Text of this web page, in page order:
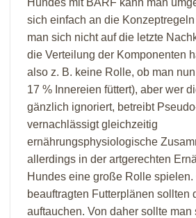
Hundes mit BARF kann man
sich einfach an die
man sich nicht auf die letzte
die Verteilung der Komponenten
also z. B. keine Rolle, ob man
17 % Innereien füttert), aber wer
gänzlich ignoriert, betreibt
vernachlässigt gleichzeitig
ernährungsphysiologische
allerdings in der artgerechten
Hundes eine große Rolle spielen.
beauftragten Futterplänen sollten
auftauchen. Von daher sollte man